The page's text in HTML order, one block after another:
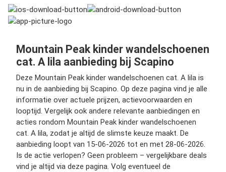
Mountain Peak kinder wandelschoenen
cat. A lila aanbieding bij Scapino
Deze Mountain Peak kinder wandelschoenen cat. A lila is
nu in de aanbieding bij Scapino. Op deze pagina vind je alle
informatie over actuele prijzen, actievoorwaarden en
looptijd. Vergelijk ook andere relevante aanbiedingen en
acties rondom Mountain Peak kinder wandelschoenen
cat. A lila, zodat je altijd de slimste keuze maakt. De
aanbieding loopt van 15-06-2026 tot en met 28-06-2026.
Is de actie verlopen? Geen probleem – vergelijkbare deals
vind je altijd via deze pagina. Volg eventueel de